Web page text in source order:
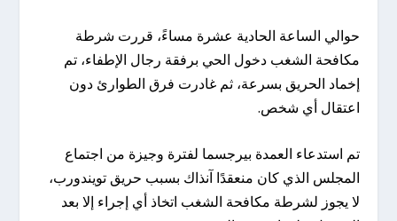
حوالي الساعة الحادية عشرة مساءً، قررت شرطة
مكافحة الشغب دخول الحي برفقة رجال الإطفاء، تم
إخماد الحريق بسرعة، ثم غادرت فرق الطوارئ دون
اعتقال أي شخص.
تم استدعاء العمدة بيرجسما لفترة وجيزة من اجتماع
المجلس الذي كان منعقدًا آنذاك بسبب حريق تويندورب،
لا يجوز لشرطة مكافحة الشغب اتخاذ أي إجراء إلا بعد